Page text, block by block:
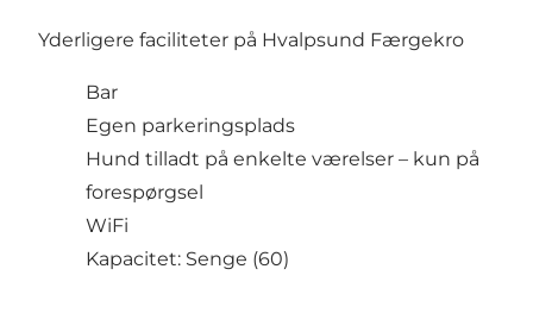
Yderligere faciliteter på Hvalpsund Færgekro
Bar
Egen parkeringsplads
Hund tilladt på enkelte værelser – kun på
forespørgsel
WiFi
Kapacitet: Senge (60)